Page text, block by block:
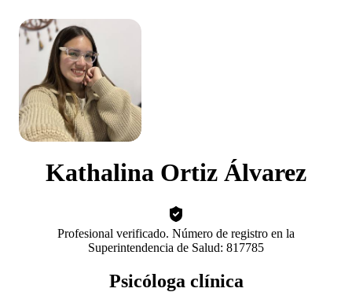
Kathalina Ortiz Álvarez
Profesional verificado. Número de registro en la
Superintendencia de Salud: 817785
Psicóloga clínica